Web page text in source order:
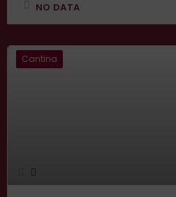
NO DATA
Cantina